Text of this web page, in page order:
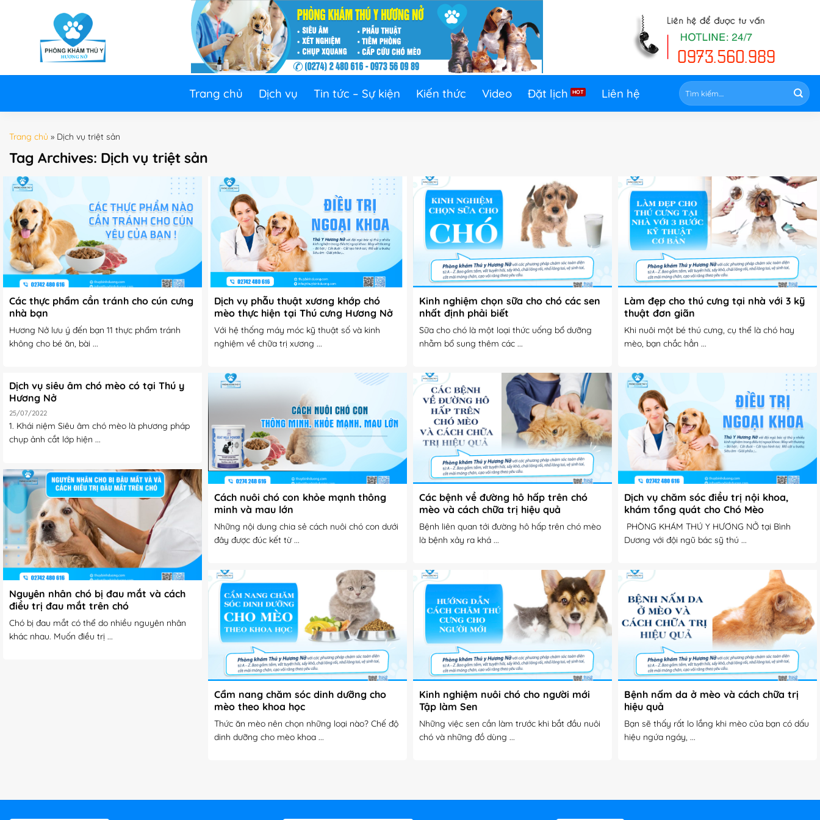
Trang chủ Dịch vụ Tin tức – Sự kiện Kiến thức Video Đặt lịch Liên hệ
Tìm
kiếm:
Trang chủ » Dịch vụ triệt sản
Tag Archives: Dịch vụ triệt sản
Các thực phẩm cần tránh cho cún cưng
nhà bạn
Hương Nở lưu ý đến bạn 11 thực phẩm tránh
không cho bé ăn, bài ...
Dịch vụ phẫu thuật xương khớp chó
mèo thực hiện tại Thú cưng Hương Nở
235-237 Phú Lợi Thủ Dầu Một
Với hệ thống máy móc kỹ thuật số và kinh
nghiệm về chữa trị xương ...
Kinh nghiệm chọn sữa cho chó các sen
nhất định phải biết
Sữa cho chó là một loại thức uống bổ dưỡng
nhằm bổ sung thêm các ...
Làm đẹp cho thú cưng tại nhà với 3 kỹ
thuật đơn giãn
Khi nuôi một bé thú cưng, cụ thể là chó hay
mèo, bạn chắc hẳn ...
Dịch vụ siêu âm chó mèo có tại Thú y
Hương Nở
25/07/2022
1. Khái niệm ​Siêu âm chó mèo là phương pháp
chụp ảnh cắt lớp hiện ...
Cách nuôi chó con khỏe mạnh thông
minh và mau lớn
Những nội dung chia sẻ cách nuôi chó con dưới
đây được đúc kết từ ...
Các bệnh về đường hô hấp trên chó
mèo và cách chữa trị hiệu quả
Bệnh liên quan tới đường hô hấp trên chó mèo
là bệnh xảy ra khá ...
Dịch vụ chăm sóc điều trị nội khoa,
khám tổng quát cho Chó Mèo
PHÒNG KHÁM THÚ Y HƯƠNG NỞ tại Bình
Dương với đội ngũ bác sỹ thú ...
Nguyên nhân chó bị đau mắt và cách
điều trị đau mắt trên chó
Chó bị đau mắt có thể do nhiều nguyên nhân
khác nhau. Muốn điều trị ...
Cẩm nang chăm sóc dinh dưỡng cho
mèo theo khoa học
Thức ăn mèo nên chọn những loại nào? Chế độ
dinh dưỡng cho mèo khoa ...
Kinh nghiệm nuôi chó cho người mới
Tập làm Sen
Những việc sen cần làm trước khi bắt đầu nuôi
chó và những đồ dùng ...
Bệnh nấm da ở mèo và cách chữa trị
hiệu quả
Bạn sẽ thấy rất lo lắng khi mèo của bạn có dấu
hiệu ngứa ngáy, ...